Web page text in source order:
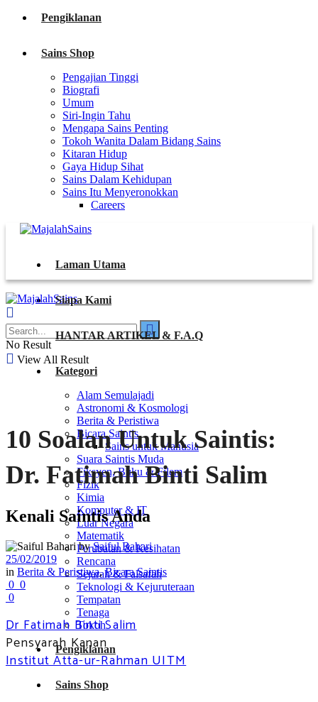
Pengiklanan
Sains Shop
Pengajian Tinggi
Biografi
Umum
Siri-Ingin Tahu
Mengapa Sains Penting
Tokoh Wanita Dalam Bidang Sains
Kitaran Hidup
Gaya Hidup Sihat
Sains Dalam Kehidupan
Sains Itu Menyeronokkan
Careers
Laman Utama
Siapa Kami
HANTAR ARTIKEL & F.A.Q
Kategori
Alam Semulajadi
Astronomi & Kosmologi
Berita & Peristiwa
Bicara Saintis
Sains untuk Manusia
Suara Saintis Muda
Fiksyen, Buku & Filem
Fizik
Kimia
Komputer & IT
Luar Negara
Matematik
Perubatan & Kesihatan
Rencana
Sejarah & Falsafah
Teknologi & Kejuruteraan
Tempatan
Tenaga
Tokoh
Pengiklanan
Sains Shop
No Result
View All Result
10 Soalan Untuk Saintis:
Dr. Fatimah Binti Salim
Kenali Saintis Anda
by Saiful Bahari
25/02/2019
in Berita & Peristiwa,Bicara Saintis
0 0
0
Dr Fatimah Binti Salim
Pensyarah Kanan
Institut Atta-ur-Rahman UITM